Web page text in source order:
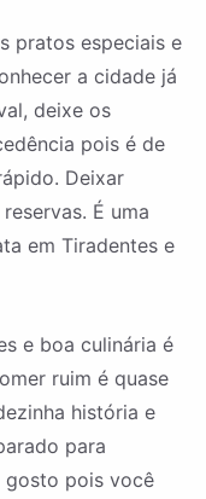
pratos especiais e
a cidade já
deixe os
pois é de
Deixar
É uma
em Tiradentes e
e boa culinária é
ruim é quase
história e
para
gosto pois você